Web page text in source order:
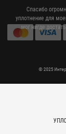
Спасибо
уплотнение для
мог нигде
© 2025